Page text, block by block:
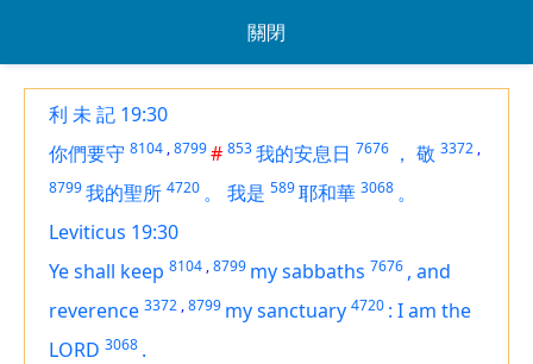
關閉
利 未 記 19:30
你們要守 8104 ,8799# 853我的安息日 7676 ， 敬 3372 ,
8799我的聖所 4720 。 我是 589耶和華 3068 。
Leviticus 19:30
Ye shall keep 8104 ,8799 my sabbaths 7676 , and
reverence 3372 ,8799 my sanctuary 4720 : Iam the
LORD 3068 .